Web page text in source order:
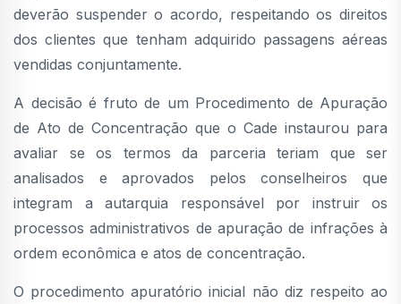
deverão suspender o acordo, respeitando os direitos
dos clientes que tenham adquirido passagens aéreas
vendidas conjuntamente.
A decisão é fruto de um Procedimento de Apuração
de Ato de Concentração que o Cade instaurou para
avaliar se os termos da parceria teriam que ser
analisados e aprovados pelos conselheiros que
integram a autarquia responsável por instruir os
processos administrativos de apuração de infrações à
ordem econômica e atos de concentração.
O procedimento apuratório inicial não diz respeito ao